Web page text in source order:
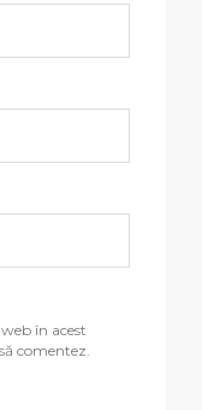
în acest
comentez.